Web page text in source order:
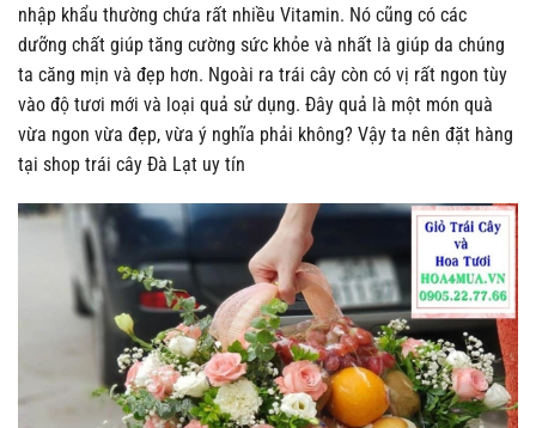
nhập khẩu thường chứa rất nhiều Vitamin. Nó cũng có các
dưỡng chất giúp tăng cường sức khỏe và nhất là giúp da chúng
ta căng mịn và đẹp hơn. Ngoài ra trái cây còn có vị rất ngon tùy
vào độ tươi mới và loại quả sử dụng. Đây quả là một món quà
vừa ngon vừa đẹp, vừa ý nghĩa phải không? Vậy ta nên đặt hàng
tại shop trái cây Đà Lạt uy tín